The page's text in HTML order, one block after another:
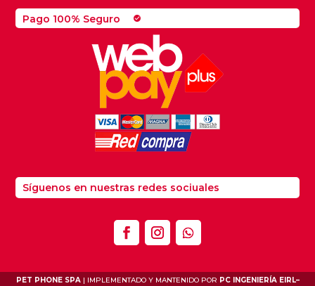
Pago 100% Seguro check_circle
Síguenos en nuestras redes sociuales
PET PHONE SPA| IMPLEMENTADO Y MANTENIDO POR PC INGENIERÍA EIRL–